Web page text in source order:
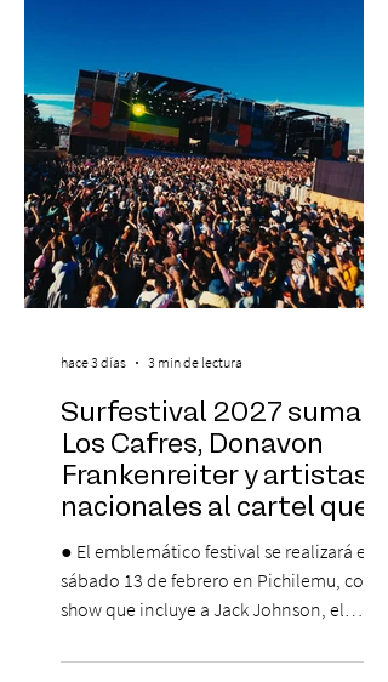
Centro Cultural Estación Mapocho, espacio
que albergará durante dos jornadas una
pro
Surfestival 2027 suma a
Los Cafres, Donavon
Frankenreiter y artistas
nacionales al cartel que
encabeza Jack Johnson
● El emblemático festival se realizará el
sábado 13 de febrero en Pichilemu, con un
show que incluye a Jack Johnson, el
El lunes 10 de agosto comienza la
hace 3 días 3 min de lectura